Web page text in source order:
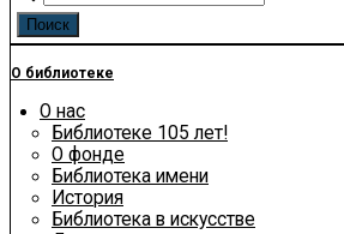
О библиотеке
О нас
Библиотеке 105 лет!
О фонде
Библиотека имени
История
Библиотека в искусстве